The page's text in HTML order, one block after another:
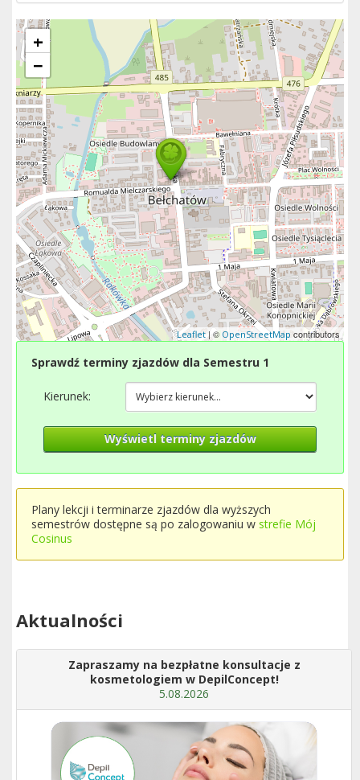
+
−
Leaflet| © OpenStreetMap contributors
Sprawdź terminy zjazdów dla Semestru 1
Kierunek:
Wyświetl terminy zjazdów
Plany lekcji i terminarze zjazdów dla wyższych
semestrów dostępne są po zalogowaniu w strefie Mój
Cosinus
Aktualności
Zapraszamy na bezpłatne konsultacje z
kosmetologiem w DepilConcept!
5.08.2026